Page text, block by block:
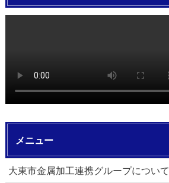
メニュー
大東市金属加工連携グループについて